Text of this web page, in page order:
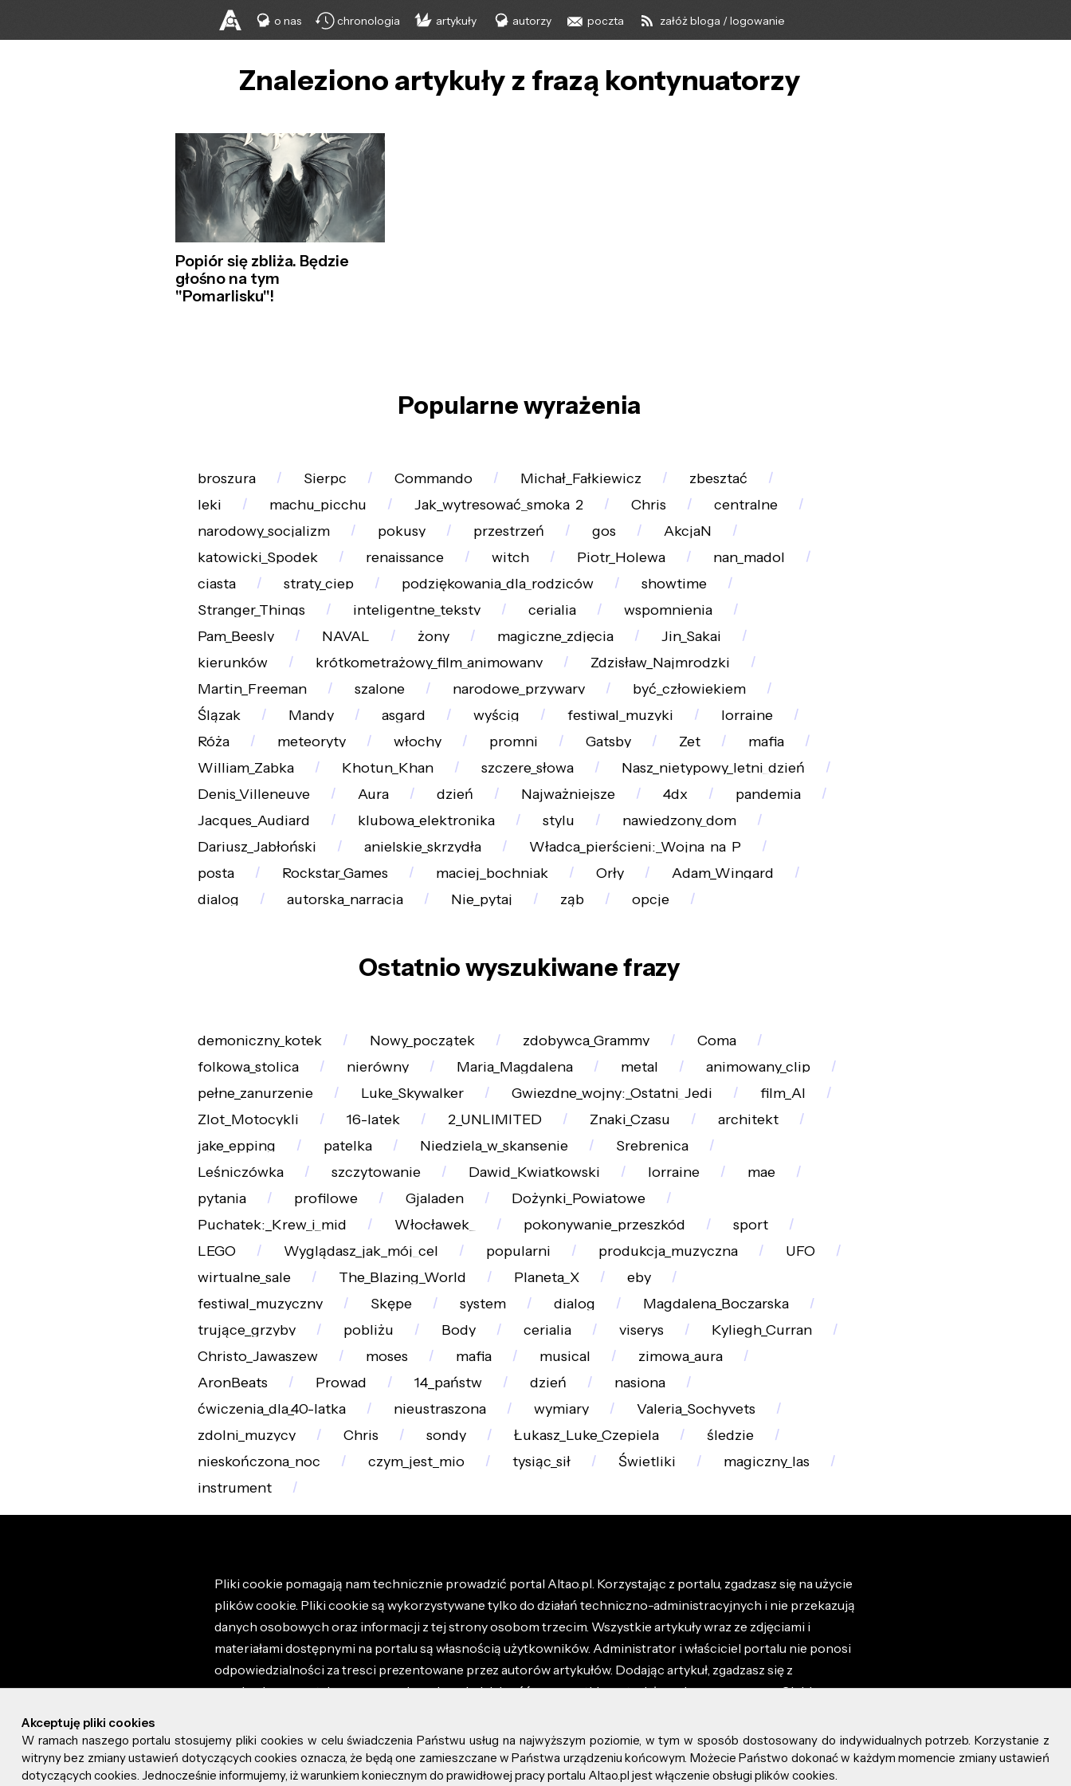
o nas chronologia artykuły autorzy poczta załóż bloga / logowanie
Znaleziono artykuły z frazą kontynuatorzy
Popiór się zbliża. Będzie
głośno na tym
"Pomarlisku"!
Popularne wyrażenia
broszura Sierpc Commando Michał_Fałkiewicz
zbesztać
leki
machu_picchu Jak_wytresować_smoka_2 Chris
centralne
narodowy_socjalizm
pokusy przestrzeń gos
AkcjaN
katowicki_Spodek
renaissance witch Piotr_Holewa
nan_madol
ciasta
straty_ciep podziękowania_dla_rodziców
showtime
Stranger_Things
inteligentne_teksty cerialia
wspomnienia
Pam_Beesly
NAVAL żony magiczne_zdjęcia
Jin_Sakai
kierunków
krótkometrażowy_film_animowany
Zdzisław_Najmrodzki
Martin_Freeman
szalone narodowe_przywary
być_człowiekiem
Ślązak
Mandy asgard wyścig festiwal_muzyki
lorraine
Róża
meteoryty włochy promni Gatsby Zet
mafia
William_Zabka
Khotun_Khan szczere_słowa
Nasz_nietypowy_letni_dzień
Denis_Villeneuve
Aura dzień Najważniejsze 4dx
pandemia
Jacques_Audiard
klubowa_elektronika stylu
nawiedzony_dom
Dariusz_Jabłoński
anielskie_skrzydła
Władca_pierścieni:_Wojna_na_P
posta
Rockstar_Games maciej_bochniak Orły
Adam_Wingard
dialog
autorska_narracja Nie_pytaj ząb opcje
Ostatnio wyszukiwane frazy
demoniczny_kotek Nowy_początek zdobywca_Grammy
Coma
folkowa_stolica
nierówny Maria_Magdalena metal
animowany_clip
pełne_zanurzenie
Luke_Skywalker Gwiezdne_wojny:_Ostatni_Jedi
film_AI
Zlot_Motocykli
16-latek 2_UNLIMITED Znaki_Czasu
architekt
jake_epping
patelka Niedziela_w_skansenie
Srebrenica
Leśniczówka
szczytowanie Dawid_Kwiatkowski lorraine
mae
pytania
profilowe Gjaladen
Dożynki_Powiatowe
Puchatek:_Krew_i_mid
Włocławek_ pokonywanie_przeszkód
sport
LEGO
Wyglądasz_jak_mój_cel popularni produkcja_muzyczna
UFO
wirtualne_sale
The_Blazing_World Planeta_X
eby
festiwal_muzyczny
Skępe system dialog
Magdalena_Boczarska
trujące_grzyby
pobliżu Body cerialia viserys
Kyliegh_Curran
Christo_Jawaszew
moses mafia musical
zimowa_aura
AronBeats
Prowad 14_państw dzień
nasiona
ćwiczenia_dla_40-latka
nieustraszona wymiary
Valeria_Sochyvets
zdolni_muzycy
Chris sondy Łukasz_Luke_Czepiela
śledzie
nieskończona_noc
czym_jest_mio tysiąc_sił Świetliki
magiczny_las
instrument
Pliki cookie pomagają nam technicznie prowadzić portal Altao.pl. Korzystając z portalu, zgadzasz się na użycie
plików cookie. Pliki cookie są wykorzystywane tylko do działań techniczno-administracyjnych i nie przekazują
danych osobowych oraz informacji z tej strony osobom trzecim. Wszystkie artykuły wraz ze zdjęciami i
materiałami dostępnymi na portalu są własnością użytkowników. Administrator i właściciel portalu nie ponosi
odpowiedzialności za tresci prezentowane przez autorów artykułów. Dodając artykuł, zgadzasz się z
regulaminem portalu oraz ponosisz odpowiedzialność za wszystkie materiały umieszczone przez Ciebie na
© 2026 altao.pl. Wszystkie prawa zastrzeżone.
0.045
Akceptuję pliki cookies
W ramach naszego portalu stosujemy pliki cookies w celu świadczenia Państwu usług na najwyższym poziomie, w tym w sposób dostosowany do indywidualnych potrzeb. Korzystanie z
witryny bez zmiany ustawień dotyczących cookies oznacza, że będą one zamieszczane w Państwa urządzeniu końcowym. Możecie Państwo dokonać w każdym momencie zmiany ustawień
dotyczących cookies. Jednocześnie informujemy, iż warunkiem koniecznym do prawidłowej pracy portalu Altao.pl jest włączenie obsługi plików cookies.